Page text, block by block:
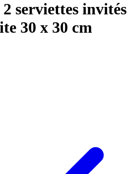
serviettes invités
30 x 30 cm